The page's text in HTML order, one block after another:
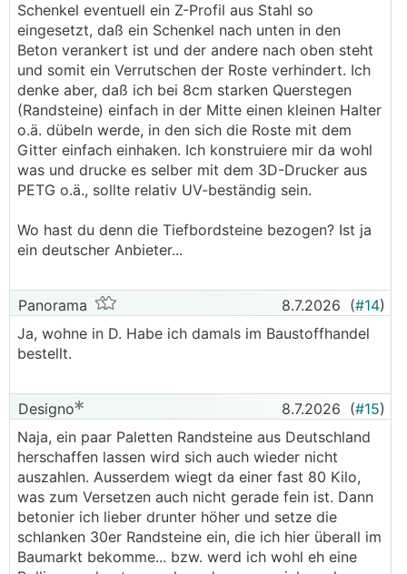
Schenkel eventuell ein Z-Profil aus Stahl so
eingesetzt, daß ein Schenkel nach unten in den
Beton verankert ist und der andere nach oben steht
und somit ein Verrutschen der Roste verhindert. Ich
denke aber, daß ich bei 8cm starken Querstegen
(Randsteine) einfach in der Mitte einen kleinen Halter
o.ä. dübeln werde, in den sich die Roste mit dem
Gitter einfach einhaken. Ich konstruiere mir da wohl
was und drucke es selber mit dem 3D-Drucker aus
PETG o.ä., sollte relativ UV-beständig sein.
Wo hast du denn die Tiefbordsteine bezogen? Ist ja
ein deutscher Anbieter...
Panorama 8.7.2026 (#14)
Ja, wohne in D. Habe ich damals im Baustoffhandel
bestellt.
Designo 8.7.2026 (#15)
Naja, ein paar Paletten Randsteine aus Deutschland
herschaffen lassen wird sich auch wieder nicht
auszahlen. Ausserdem wiegt da einer fast 80 Kilo,
was zum Versetzen auch nicht gerade fein ist. Dann
betonier ich lieber drunter höher und setze die
schlanken 30er Randsteine ein, die ich hier überall im
Baumarkt bekomme... bzw. werd ich wohl eh eine